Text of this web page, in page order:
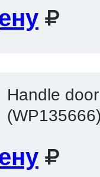
Handle door